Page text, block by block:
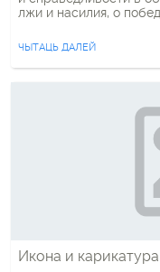
лжи и насилия, о
Интервью с ней и
дистанцировалась от
ЧЫТАЦЬ ДАЛЕЙ
Икона и карикатура